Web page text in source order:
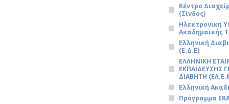
Κέντρο
(Σίνδος)
Ηλεκτρονική
Ακαδημαϊκής
Ελληνική
(Ε.Δ.Ε)
ΕΛΛΗΝΙΚΗ
ΕΚΠΑΙΔΕΥΣΗΣ
ΔΙΑΒΗΤΗ
Ελληνική
Πρόγραμμα